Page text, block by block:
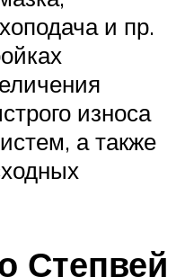
и пр.
износа
а также
Степвей